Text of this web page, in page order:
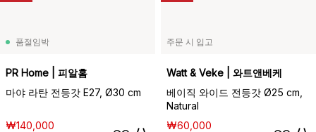
품절임박
PR Home | 피알홈
마야 라탄 전등갓 E27, Ø30 cm
₩140,000
주문 시 입고
Watt & Veke | 와트앤베케
베이직 와이드 전등갓 Ø25 cm,
Natural
₩60,000